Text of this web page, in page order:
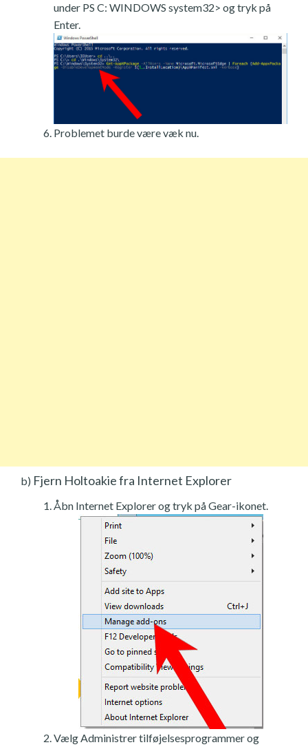
under PS C: WINDOWS system32> og tryk på
Enter.
Problemet burde være væk nu.
b) Fjern Holtoakie fra Internet Explorer
Åbn Internet Explorer og tryk på Gear-ikonet.
Vælg Administrer tilføjelsesprogrammer og